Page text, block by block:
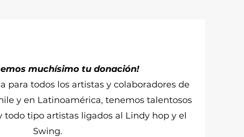
muchísimo tu donación!
para todos los artistas y colaboradores de
y en Latinoamérica, tenemos talentosos
todo tipo artistas ligados al Lindy hop y el
Swing.